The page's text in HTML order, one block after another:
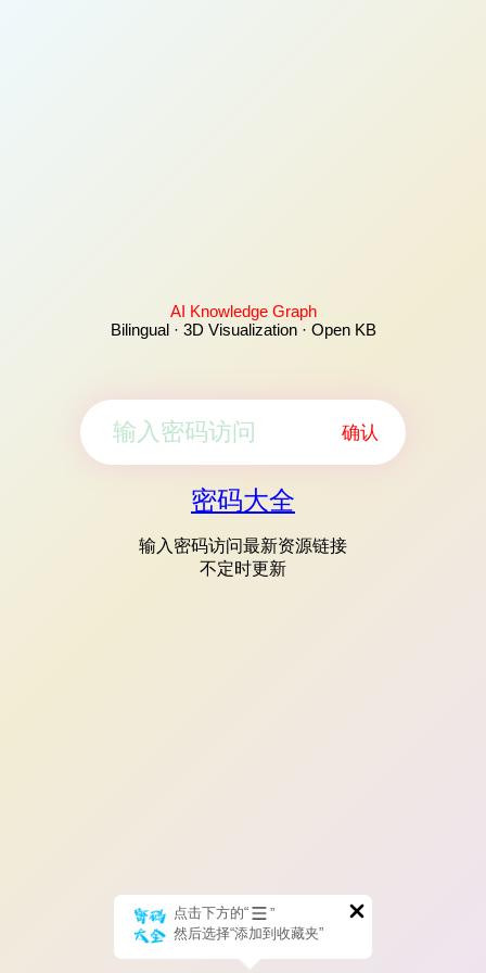
AI Knowledge Graph
Bilingual · 3D Visualization · Open KB
确认
密码大全
输入密码访问最新资源链接
不定时更新
点击下方的“
”
然后选择“添加到收藏夹”